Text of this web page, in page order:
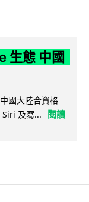
生態 中國
國大陸合資格
Siri 及寫...
閱讀